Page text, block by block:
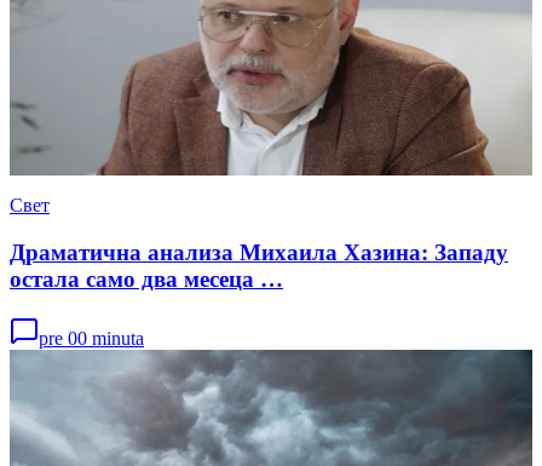
Свет
Драматична анализа Михаила Хазина: Западу
остала само два месеца …
pre 00 minuta